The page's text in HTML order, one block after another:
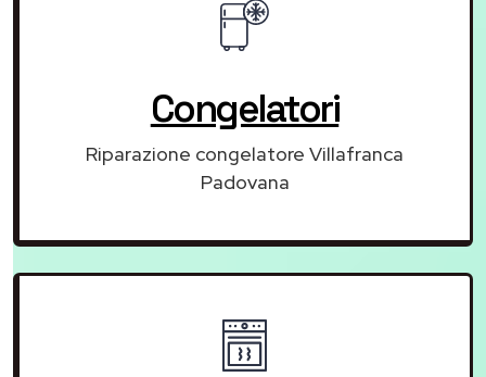
Congelatori
Riparazione congelatore Villafranca
Padovana